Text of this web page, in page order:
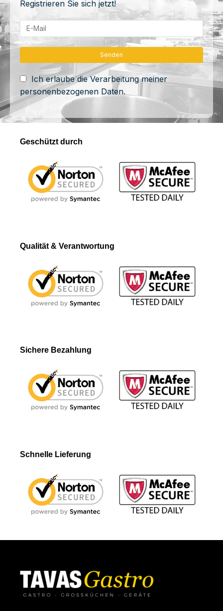
Registrieren Sie sich jetzt!
Ich erlaube die Verarbeitung meiner
personenbezogenen Daten.
Geschützt durch
Qualität & Verantwortung
Sichere Bezahlung
Schnelle Lieferung